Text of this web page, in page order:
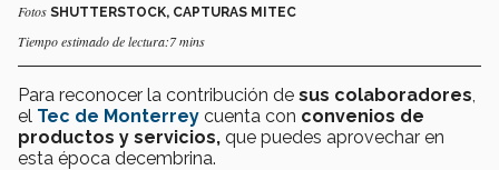
Fotos SHUTTERSTOCK, CAPTURAS MITEC
Tiempo estimado de lectura:7 mins
Para reconocer la contribución de sus colaboradores
el Tec de Monterrey cuenta con convenios de
productos y servicios, que puedes aprovechar en
esta época decembrina.